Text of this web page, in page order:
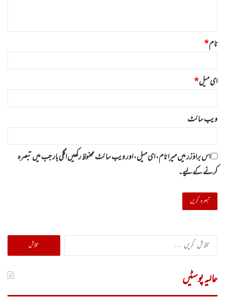
نام*
ای میل*
ویب‌ سائٹ
اس براؤزر میں میرا نام، ای میل، اور ویب سائٹ محفوظ رکھیں اگلی بار جب میں تبصرہ
کرنے کےلیے۔
تلاش
کریں
حالیہ پوسٹیں